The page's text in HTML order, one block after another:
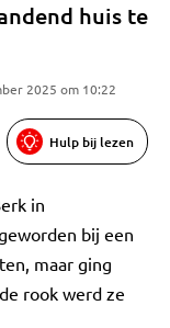
huis te
2025 om 10:22
Hulp bij lezen
in
bij een
maar ging
rook werd ze